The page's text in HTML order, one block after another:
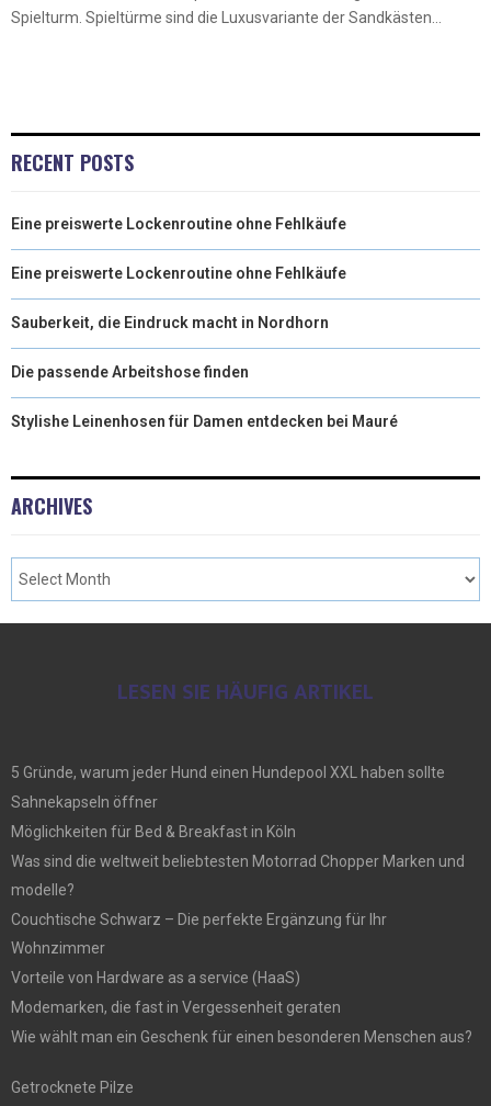
Spielturm. Spieltürme sind die Luxusvariante der Sandkästen...
RECENT POSTS
Eine preiswerte Lockenroutine ohne Fehlkäufe
Eine preiswerte Lockenroutine ohne Fehlkäufe
Sauberkeit, die Eindruck macht in Nordhorn
Die passende Arbeitshose finden
Stylishe Leinenhosen für Damen entdecken bei Mauré
ARCHIVES
LESEN SIE HÄUFIG ARTIKEL
5 Gründe, warum jeder Hund einen Hundepool XXL haben sollte
Sahnekapseln öffner
Möglichkeiten für Bed & Breakfast in Köln
Was sind die weltweit beliebtesten Motorrad Chopper Marken und
modelle?
Couchtische Schwarz – Die perfekte Ergänzung für Ihr
Wohnzimmer
Vorteile von Hardware as a service (HaaS)
Modemarken, die fast in Vergessenheit geraten
Wie wählt man ein Geschenk für einen besonderen Menschen aus?
Getrocknete Pilze